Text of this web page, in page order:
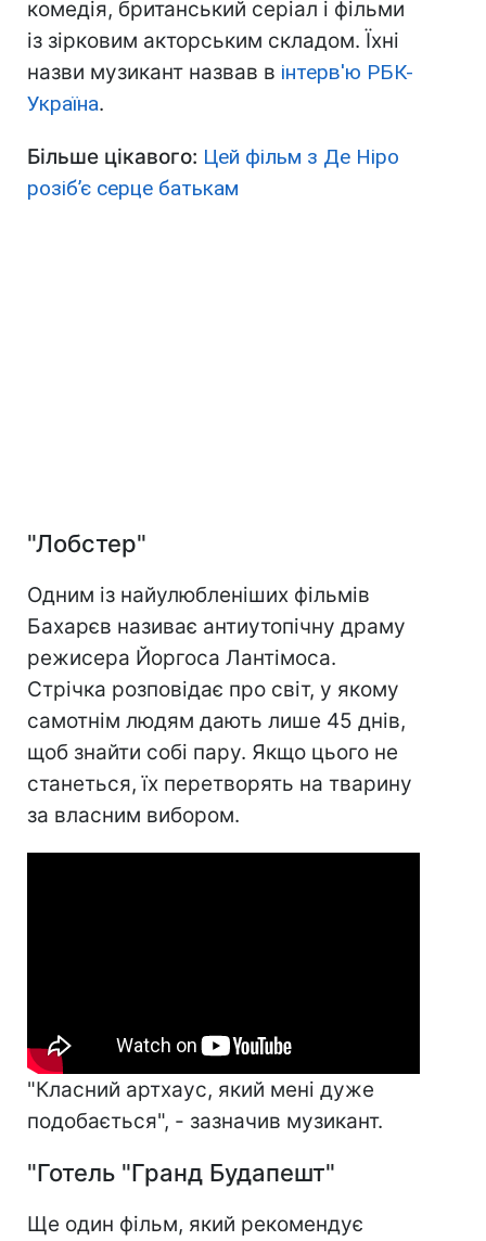
комедія, британський серіал і фільми
із зірковим акторським складом. Їхні
назви музикант назвав в інтерв'ю РБК-
Україна.
Більше цікавого: Цей фільм з Де Ніро
розібʼє серце батькам
"Лобстер"
Одним із найулюбленіших фільмів
Бахарєв називає антиутопічну драму
режисера Йоргоса Лантімоса.
Стрічка розповідає про світ, у якому
самотнім людям дають лише 45 днів,
щоб знайти собі пару. Якщо цього не
станеться, їх перетворять на тварину
за власним вибором.
"Класний артхаус, який мені дуже
подобається", - зазначив музикант.
"Готель "Гранд Будапешт"
Ще один фільм, який рекомендує